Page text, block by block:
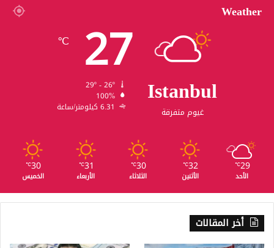
Weather
Istanbul
غيوم متفرقة
27
℃
100%
6.31 كيلومتر/ساعة
29
℃
الأحد
32
℃
الأثنين
30
℃
الثلاثاء
31
℃
الأربعاء
30
℃
الخميس
أخر المقالات